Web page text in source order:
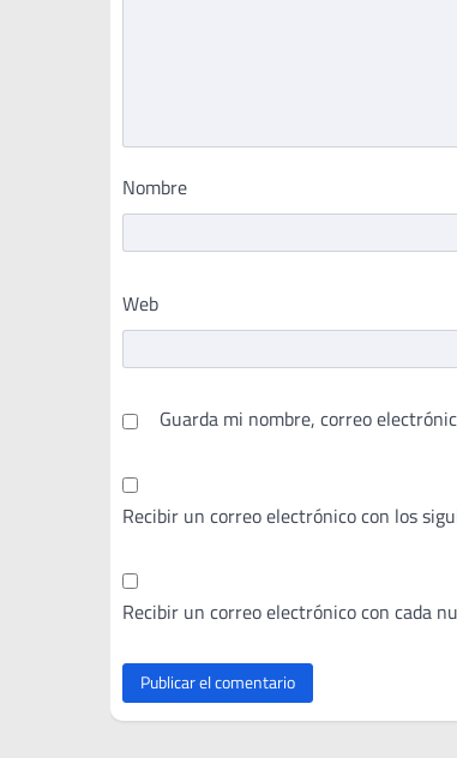
Nombre
Web
Guarda mi nombre, correo
Recibir un correo electrónico con los
Recibir un correo electrónico con cada